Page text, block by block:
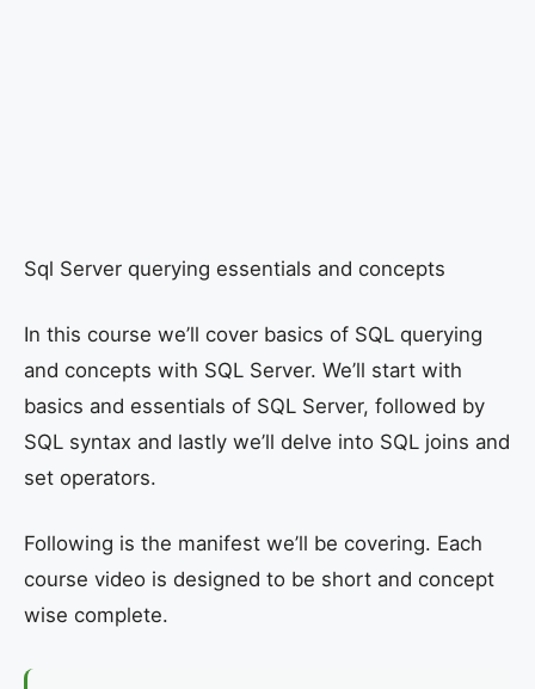
Sql Server querying essentials and concepts
In this course we’ll cover basics of SQL querying
and concepts with SQL Server. We’ll start with
basics and essentials of SQL Server, followed by
SQL syntax and lastly we’ll delve into SQL joins and
set operators.
Following is the manifest we’ll be covering. Each
course video is designed to be short and concept
wise complete.